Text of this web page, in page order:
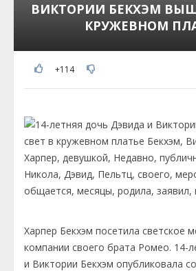
ВИКТОРИИ БЕКХЭМ
КРУЖЕВНОМ
+114
Харпер Бекхэм посетила светское
компании своего брата Ромео. 14-
и Виктории Бекхэм опубликовала